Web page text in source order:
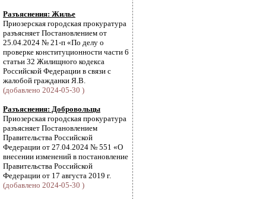
Разъяснения: Жилье
Приозерская городская прокуратура
разъясняет Постановлением от
25.04.2024 № 21-п «По делу о
проверке конституционности части 6
статьи 32 Жилищного кодекса
Российской Федерации в связи с
жалобой гражданки Я.В.
(добавлено 2024-05-30 )
Разъяснения: Добровольцы
Приозерская городская прокуратура
разъясняет Постановлением
Правительства Российской
Федерации от 27.04.2024 № 551 «О
внесении изменений в постановление
Правительства Российской
Федерации от 17 августа 2019 г.
(добавлено 2024-05-30 )